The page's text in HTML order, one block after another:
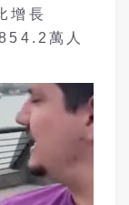
增長
萬人